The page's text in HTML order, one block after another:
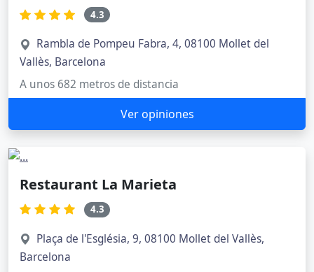
4.3
Rambla de Pompeu Fabra, 4, 08100 Mollet del
Vallès, Barcelona
A unos 682 metros de distancia
Ver opiniones
Restaurant La Marieta
4.3
Plaça de l'Església, 9, 08100 Mollet del Vallès,
Barcelona